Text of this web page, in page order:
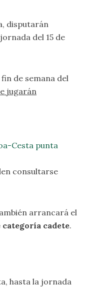
disputarán
del 15 de
de semana del
jugarán
Cesta punta
consultarse
arrancará el
categoría cadete.
hasta la jornada